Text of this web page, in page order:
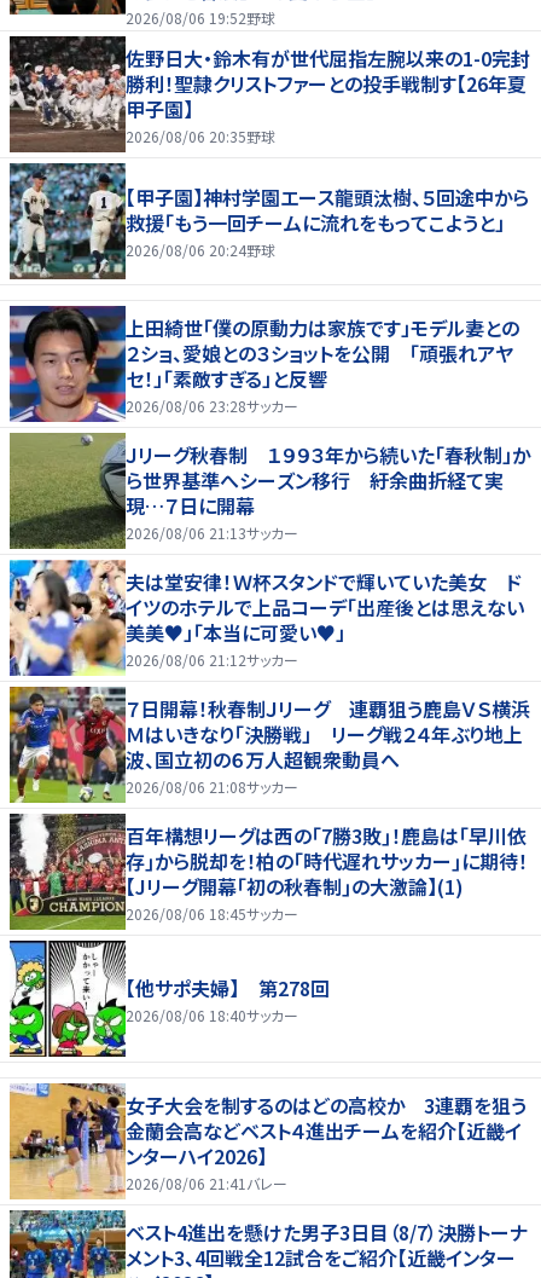
2026/08/06 19:52野球
佐野日大・鈴木有が世代屈指左腕以来の1-0完封
勝利！聖隷クリストファーとの投手戦制す【26年夏
甲子園】
2026/08/06 20:35野球
【甲子園】神村学園エース龍頭汰樹、５回途中から
救援「もう一回チームに流れをもってこようと」
2026/08/06 20:24野球
上田綺世「僕の原動力は家族です」モデル妻との
２ショ、愛娘との３ショットを公開 「頑張れアヤ
セ！」「素敵すぎる」と反響
2026/08/06 23:28サッカー
Ｊリーグ秋春制 １９９３年から続いた「春秋制」か
ら世界基準へシーズン移行 紆余曲折経て実
現…７日に開幕
2026/08/06 21:13サッカー
夫は堂安律！Ｗ杯スタンドで輝いていた美女 ド
イツのホテルで上品コーデ「出産後とは思えない
美美♥」「本当に可愛い♥」
2026/08/06 21:12サッカー
７日開幕！秋春制Ｊリーグ 連覇狙う鹿島ＶＳ横浜
Ｍはいきなり「決勝戦」 リーグ戦２４年ぶり地上
波、国立初の６万人超観衆動員へ
2026/08/06 21:08サッカー
百年構想リーグは西の｢7勝3敗｣！鹿島は｢早川依
存｣から脱却を！柏の｢時代遅れサッカー｣に期待！
【Jリーグ開幕｢初の秋春制｣の大激論】(1)
2026/08/06 18:45サッカー
【他サポ夫婦】 第278回
2026/08/06 18:40サッカー
女子大会を制するのはどの高校か 3連覇を狙う
金蘭会高などベスト４進出チームを紹介【近畿イ
ンターハイ2026】
2026/08/06 21:41 バレー
ベスト4進出を懸けた男子3日目（8/7）決勝トーナ
メント3、4回戦全12試合をご紹介【近畿インター